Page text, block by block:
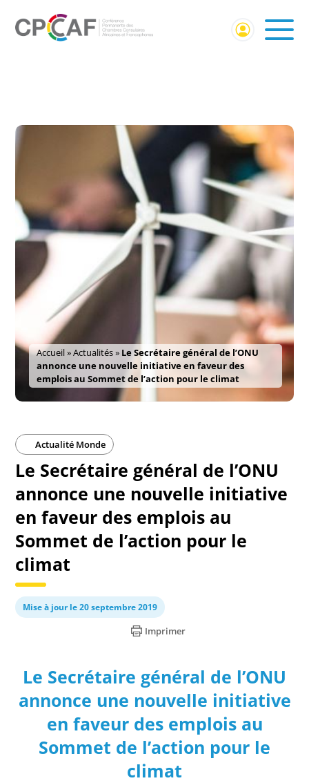
Accueil»Actualités» Le Secrétaire général de l’ONU
annonce une nouvelle initiative en faveur des
emplois au Sommet de l’action pour le climat
Actualité Monde
Le Secrétaire général de l’ONU
annonce une nouvelle initiative
en faveur des emplois au
Sommet de l’action pour le
climat
Mise à jour le 20 septembre 2019
Imprimer
Le Secrétaire général de l’ONU
annonce une nouvelle initiative
en faveur des emplois au
Sommet de l’action pour le
climat